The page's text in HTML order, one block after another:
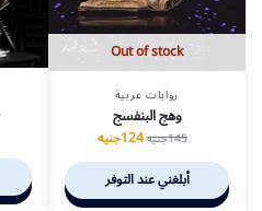
Out of stock
روايات عربية
وهج البنفسج
145جنيه124جنيه
أبلغني عند التوفر